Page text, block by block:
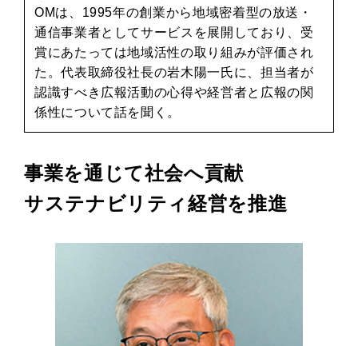
OMは、1995年の創業から地域密着型の放送・
通信事業者としてサービスを展開しており、受
賞にあたっては地域活性の取り組みが評価され
た。代表取締役社長の岩木陽一氏に、担当者が
認識すべき広報活動の心得や経営者と広報の関
係性について話を聞く。
事業を通じて社会へ貢献
サステナビリティ経営を推進